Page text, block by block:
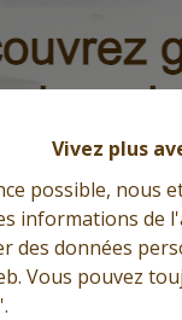
Vivez plus
possible, nous
informations de
des données
Vous pouvez